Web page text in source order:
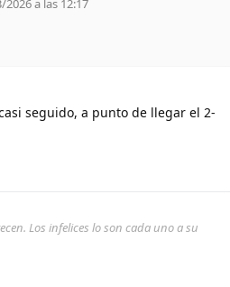
a las 12:17
seguido, a punto de llegar el 2-
Los infelices lo son cada uno a su